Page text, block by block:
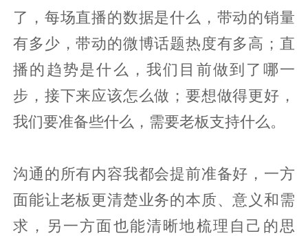
了，每场直播的数据是什么，带动的销量
有多少，带动的微博话题热度有多高；直
播的趋势是什么，我们目前做到了哪一
步，接下来应该怎么做；要想做得更好，
我们要准备些什么，需要老板支持什么。
沟通的所有内容我都会提前准备好，一方
面能让老板更清楚业务的本质、意义和需
求，另一方面也能清晰地梳理自己的思